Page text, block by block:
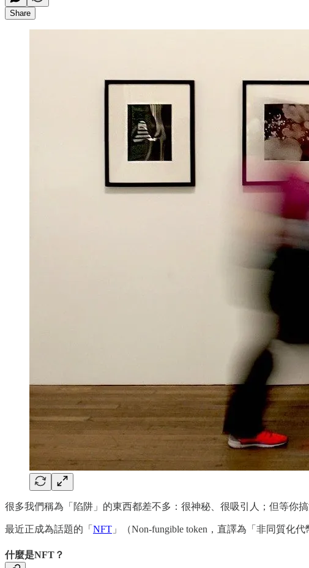
Share
很多我們稱為「陷阱」的東西都差不多：很神秘、很吸引人；但等你
最近正成為話題的「 NFT 」（Non-fungible token，直譯為「非同質化
什麼是NFT？